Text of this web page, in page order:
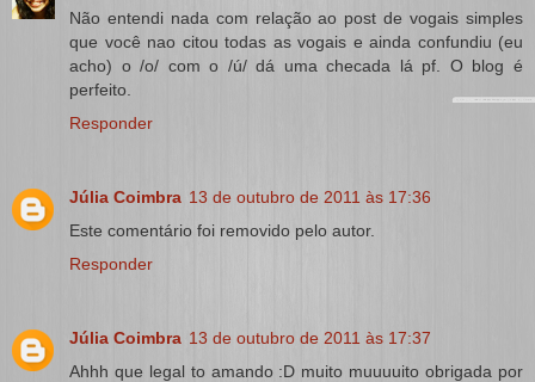
Não entendi nada com relação ao post de vogais simples
que você nao citou todas as vogais e ainda confundiu (eu
acho) o /o/ com o /ú/ dá uma checada lá pf. O blog é
perfeito.
Responder
Júlia Coimbra 13 de outubro de 2011 às 17:36
Este comentário foi removido pelo autor.
Responder
Júlia Coimbra 13 de outubro de 2011 às 17:37
Ahhh que legal to amando :D muito muuuuito obrigada por